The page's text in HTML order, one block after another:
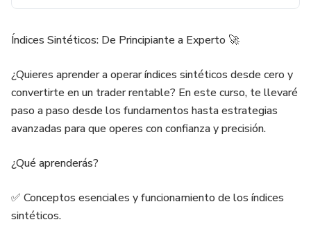
Índices Sintéticos: De Principiante a Experto 🚀
¿Quieres aprender a operar índices sintéticos desde cero y
convertirte en un trader rentable? En este curso, te llevaré
paso a paso desde los fundamentos hasta estrategias
avanzadas para que operes con confianza y precisión.
¿Qué aprenderás?
✅ Conceptos esenciales y funcionamiento de los índices
sintéticos.